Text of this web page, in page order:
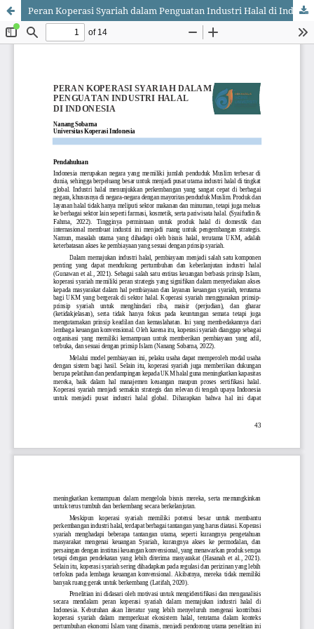
Peran Koperasi Syariah dalam Penguatan Industri Halal di Indonesia